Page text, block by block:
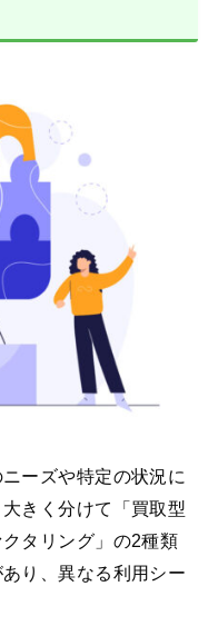
ーズや特定の状況に
きく分けて「買取型
タリング」の2種類
り、異なる利用シー